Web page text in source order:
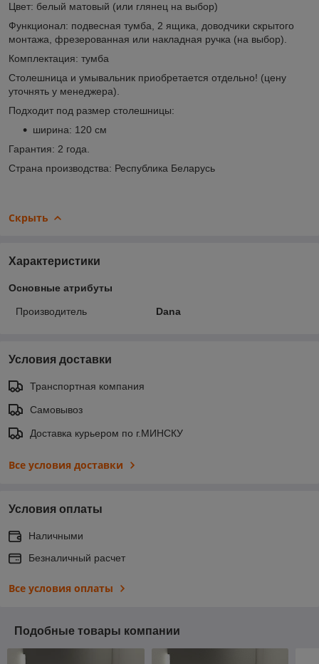
Цвет: белый матовый (или глянец на выбор)
Функционал: подвесная тумба, 2 ящика, доводчики скрытого
монтажа, фрезерованная или накладная ручка (на выбор).
Комплектация: тумба
Столешница и умывальник приобретается отдельно! (цену
уточнять у менеджера).
Подходит под размер столешницы:
ширина: 120 см
Гарантия: 2 года.
Страна производства: Республика Беларусь
Скрыть
Характеристики
Основные атрибуты
Производитель Dana
Условия доставки
Транспортная компания
Самовывоз
Доставка курьером по г.МИНСКУ
Все условия доставки
Условия оплаты
Наличными
Безналичный расчет
Все условия оплаты
Подобные товары компании